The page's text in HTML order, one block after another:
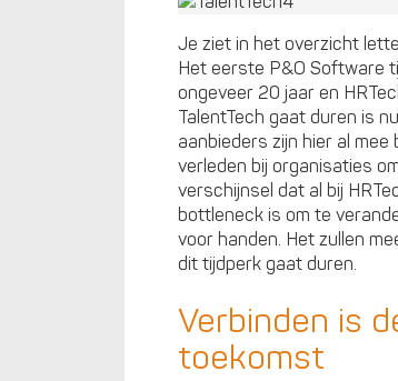
Je ziet in het overzicht
Het eerste P&O Software
ongeveer 20 jaar en
TalentTech gaat duren is
aanbieders zijn hier al mee
verleden bij organisaties
verschijnsel dat al bij
bottleneck is om te
voor handen. Het zullen
dit tijdperk gaat duren.
Verbinden is
toekomst